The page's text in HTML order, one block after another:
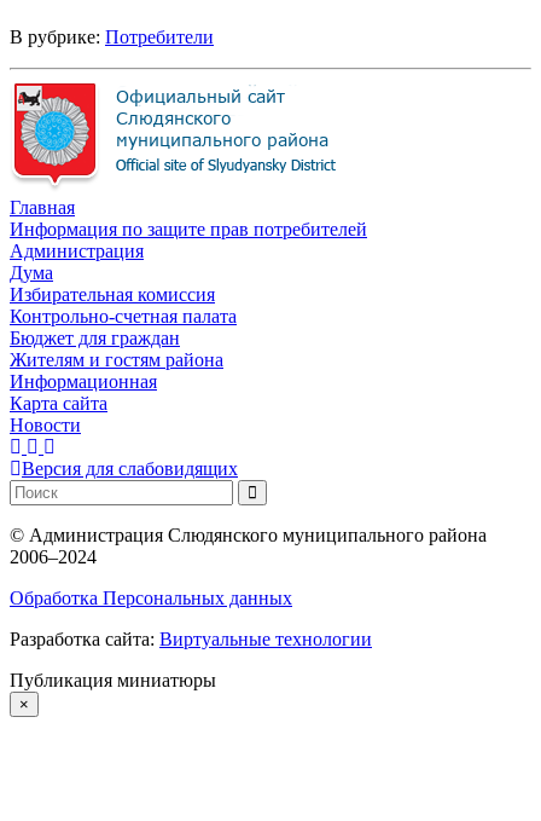
В рубрике: Потребители
Главная
Информация по защите прав потребителей
Администрация
Дума
Избирательная комиссия
Контрольно-счетная палата
Бюджет для граждан
Жителям и гостям района
Информационная
Карта сайта
Новости
Версия для слабовидящих
© Администрация Слюдянского муниципального района
2006–2024
Обработка Персональных данных
Разработка сайта: Виртуальные технологии
Публикация миниатюры
×